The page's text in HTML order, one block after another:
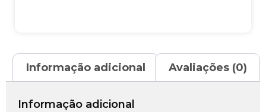
Informação adicional Avaliações (0)
Informação adicional